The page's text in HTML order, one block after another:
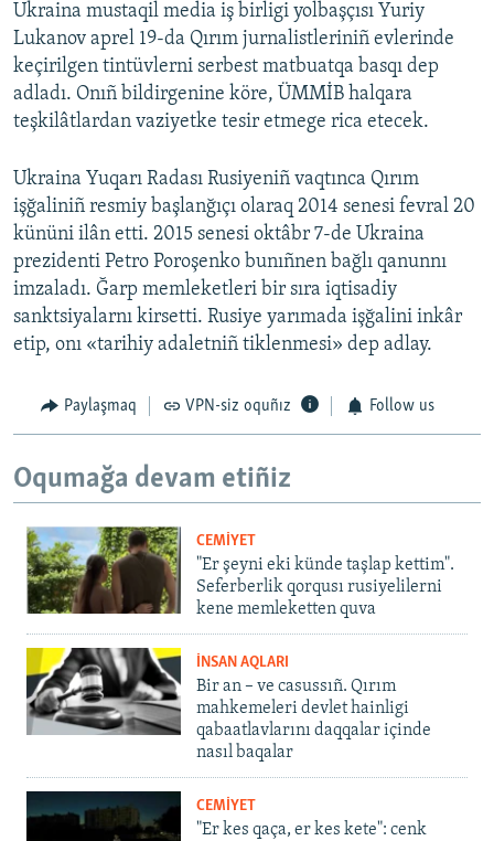
Ukraina mustaqil media iş birligi yolbaşçısı Yuriy
Lukanov aprel 19-da Qırım jurnalistleriniñ evlerinde
keçirilgen tintüvlerni serbest matbuatqa basqı dep
adladı. Onıñ bildirgenine köre, ÜMMİB halqara
teşkilâtlardan vaziyetke tesir etmege rica etecek.
Ukraina Yuqarı Radası Rusiyeniñ vaqtınca Qırım
işğaliniñ resmiy başlanğıçı olaraq 2014 senesi fevral 20
kününi ilân etti. 2015 senesi oktâbr 7-de Ukraina
prezidenti Petro Poroşenko bunıñnen bağlı qanunnı
imzaladı. Ğarp memleketleri bir sıra iqtisadiy
sanktsiyalarnı kirsetti. Rusiye yarımada işğalini inkâr
etip, onı «tarihiy adaletniñ tiklenmesi» dep adlay.
Paylaşmaq VPN-siz oquñız Follow us
Oqumağa devam etiñiz
CEMİYET
"Er şeyni eki künde taşlap kettim".
Seferberlik qorqusı rusiyelilerni
kene memleketten quva
İNSAN AQLARI
Bir an – ve casussıñ. Qırım
mahkemeleri devlet hainligi
qabaatlavlarını daqqalar içinde
nasıl baqalar
CEMİYET
"Er kes qaça, er kes kete": cenk